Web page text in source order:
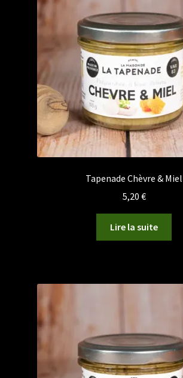
Tapenade Chèvre & Miel
5,20 €
Lire la suite